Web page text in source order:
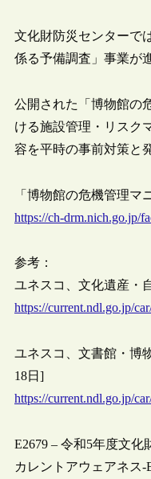
文化財防災センターで
係る予備調査」事業が
公開された「博物館の
ける施設管理・リスク
容を平時の事前対策と
「博物館の危機管理マ
https://ch-drm.nich.go.jp/
参考：
ユネスコ、文化遺産・
https://current.ndl.go.jp/
ユネスコ、文書館・博
18日]
https://current.ndl.go.jp/
E2679 – 令和5年度文
カレントアウェアネス-